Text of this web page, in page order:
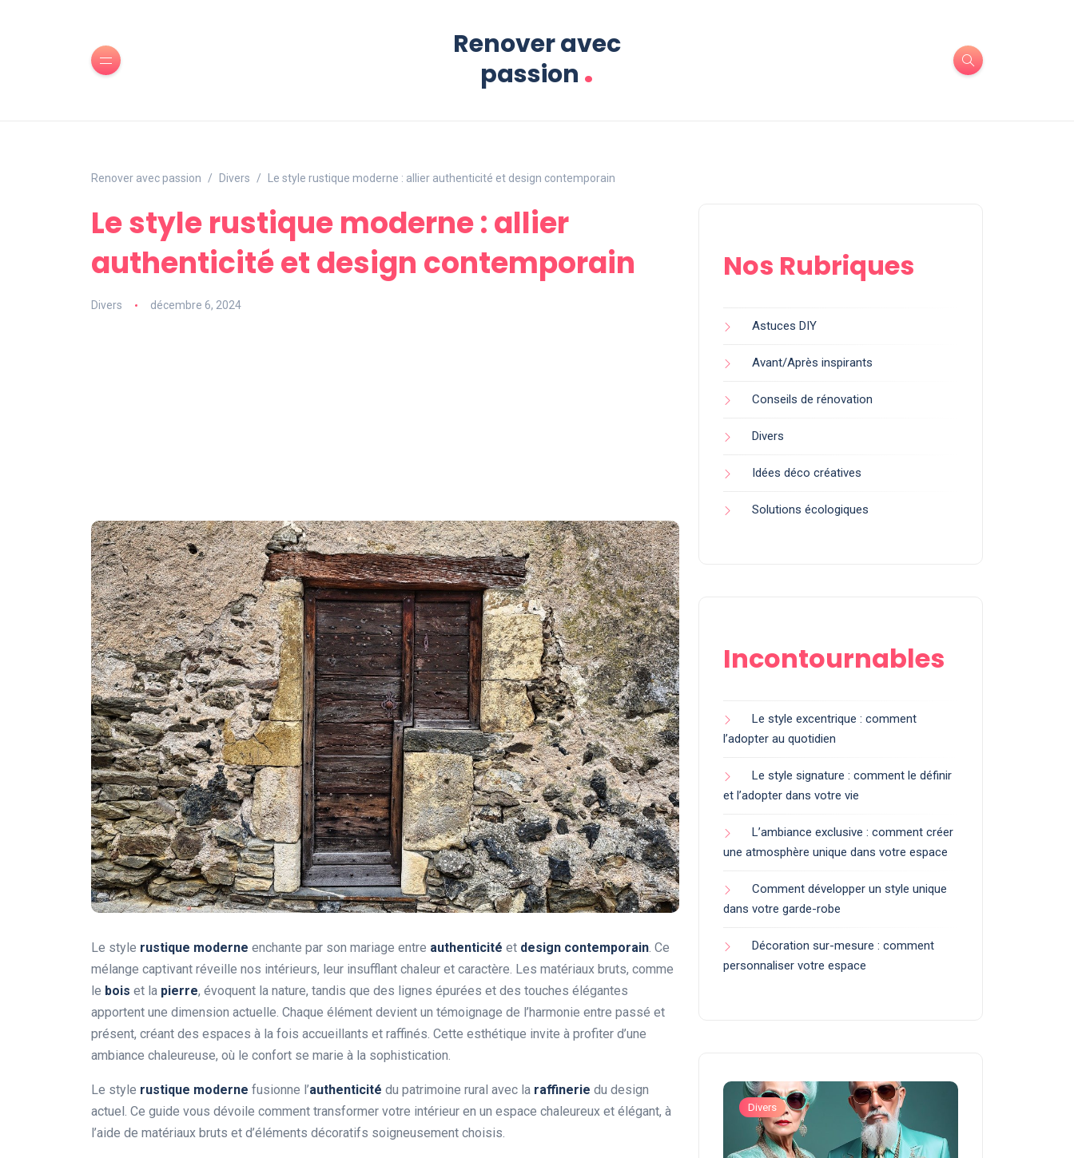
Renover avec
passion .
Renover avec passion Divers Le style rustique moderne : allier authenticité et design contemporain
Le style rustique moderne : allier
authenticité et design contemporain
Divers décembre 6, 2024
Le style rustique moderne enchante par son mariage entre authenticité et design contemporain. Ce
mélange captivant réveille nos intérieurs, leur insufflant chaleur et caractère. Les matériaux bruts, comme
le bois et la pierre, évoquent la nature, tandis que des lignes épurées et des touches élégantes
apportent une dimension actuelle. Chaque élément devient un témoignage de l’harmonie entre passé et
présent, créant des espaces à la fois accueillants et raffinés. Cette esthétique invite à profiter d’une
ambiance chaleureuse, où le confort se marie à la sophistication.
Le style rustique moderne fusionne l’authenticité du patrimoine rural avec la raffinerie du design
actuel. Ce guide vous dévoile comment transformer votre intérieur en un espace chaleureux et élégant, à
l’aide de matériaux bruts et d’éléments décoratifs soigneusement choisis.
Nos Rubriques
Astuces DIY
Avant/Après inspirants
Conseils de rénovation
Divers
Idées déco créatives
Solutions écologiques
Incontournables
Le style excentrique : comment
l’adopter au quotidien
Le style signature : comment le définir
et l’adopter dans votre vie
L’ambiance exclusive : comment créer
une atmosphère unique dans votre espace
Comment développer un style unique
dans votre garde-robe
Décoration sur-mesure : comment
personnaliser votre espace
Divers Divers